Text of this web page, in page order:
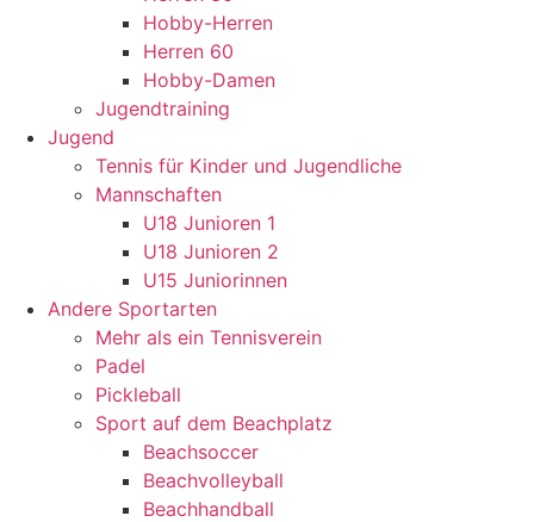
Hobby-Herren
Herren 60
Hobby-Damen
Jugendtraining
Jugend
Tennis für Kinder und Jugendliche
Mannschaften
U18 Junioren 1
U18 Junioren 2
U15 Juniorinnen
Andere Sportarten
Mehr als ein Tennisverein
Padel
Pickleball
Sport auf dem Beachplatz
Beachsoccer
Beachvolleyball
Beachhandball